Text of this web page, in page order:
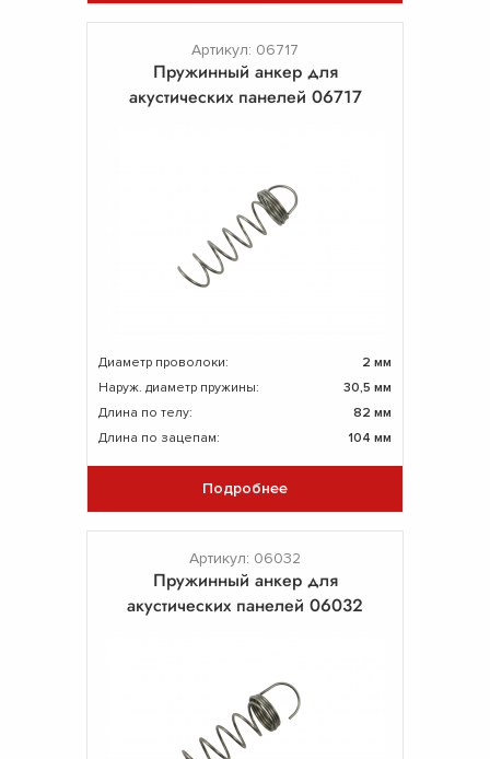
Артикул: 06717
Пружинный анкер для
акустических панелей 06717
Диаметр проволоки:
2 мм
Наруж. диаметр пружины:
30,5 мм
Длина по телу:
82 мм
Длина по зацепам:
104 мм
Подробнее
Артикул: 06032
Пружинный анкер для
акустических панелей 06032